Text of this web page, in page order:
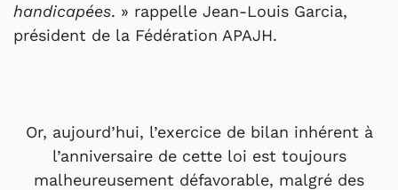
handicapées. » rappelle Jean-Louis Garcia,
président de la Fédération APAJH.
Or, aujourd’hui, l’exercice de bilan inhérent à
l’anniversaire de cette loi est toujours
malheureusement défavorable, malgré des